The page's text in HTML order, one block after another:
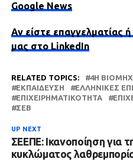
Google News
Αν είστε επαγγελματίας
μας στο LinkedIn
RELATED TOPICS:
4Η
ΕΚΠΑΊΔΕΥΣΗ
ΕΛΛΗΝΙΚΈΣ
ΕΠΙΧΕΙΡΗΜΑΤΙΚΌΤΗΤΑ
ΣΕΒ
UP NEXT
ΣΕΕΠΕ: Ικανοποίηση για
κυκλώματος